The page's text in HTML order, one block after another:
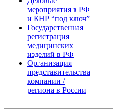
мероприятия в РФ
и КНР “под ключ”
Государственная
регистрация
медицинских
изделий в РФ
Организация
представительства
компании /
региона в России